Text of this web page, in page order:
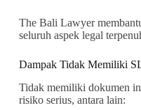
The Bali Lawyer
seluruh aspek legal
Dampak Tidak Memiliki
Tidak memiliki dokumen
risiko serius, antara lain: